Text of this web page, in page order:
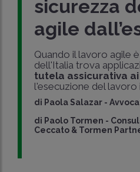
sicurezza
agile
Quando il lavoro agile
dell'Italia trova
tutela assicurativa ai
l'esecuzione del lavoro
di Paola Salazar -
di Paolo Tormen -
Ceccato & Tormen